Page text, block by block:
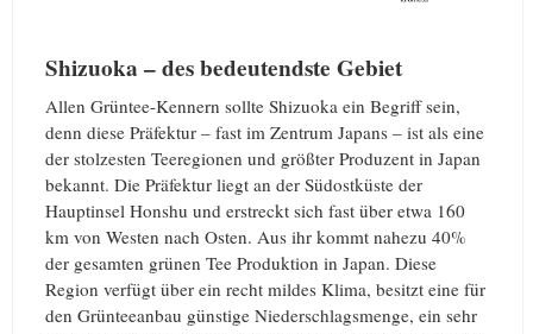
Shizuoka – des bedeutendste Gebiet
Allen Grüntee-Kennern sollte Shizuoka ein Begriff sein,
denn diese Präfektur – fast im Zentrum Japans – ist als eine
der stolzesten Teeregionen und größter Produzent in Japan
bekannt. Die Präfektur liegt an der Südostküste der
Hauptinsel Honshu und erstreckt sich fast über etwa 160
km von Westen nach Osten. Aus ihr kommt nahezu 40%
der gesamten grünen Tee Produktion in Japan. Diese
Region verfügt über ein recht mildes Klima, besitzt eine für
den Grünteeanbau günstige Niederschlagsmenge, ein sehr